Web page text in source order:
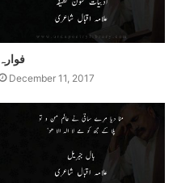
فوارہ
December 11, 2017